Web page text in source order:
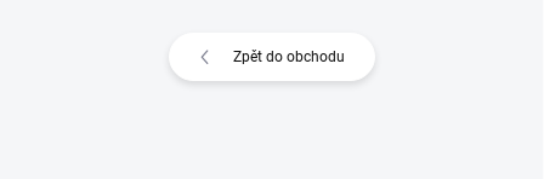
Zpět do obchodu